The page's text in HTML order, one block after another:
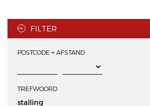
FILTER
POSTCODE + AFSTAND
TREFWOORD